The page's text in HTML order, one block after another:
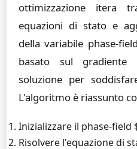
ottimizzazione itera
equazioni di stato e
della variabile phase-
basato sul
soluzione per
L'algoritmo è riassunto
Inizializzare il phase-field
Risolvere l'equazione di